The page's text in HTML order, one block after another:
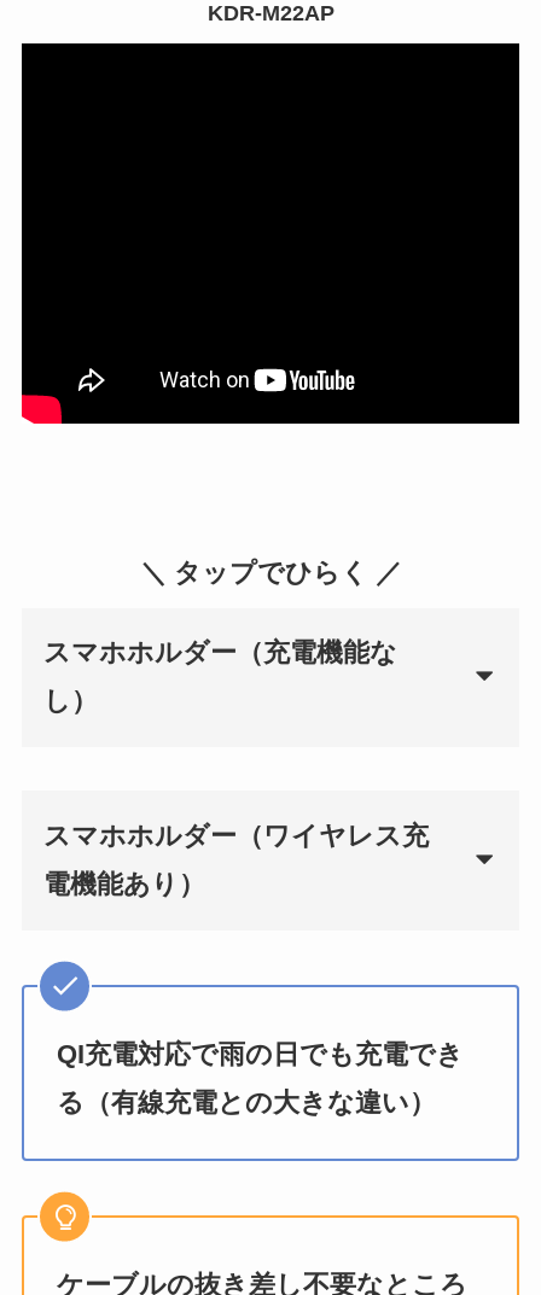
KDR-M22AP
＼ タップでひらく ／
スマホホルダー（充電機能な
し）
スマホホルダー（ワイヤレス充
電機能あり）
QI充電対応で雨の日でも充電でき
る（有線充電との大きな違い）
ケーブルの抜き差し不要なところ